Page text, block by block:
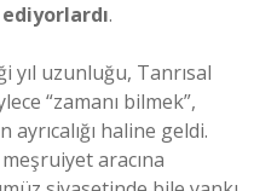
.
yıl uzunluğu, Tanrısal
“zamanı bilmek”,
ayrıcalığı haline geldi.
aracına